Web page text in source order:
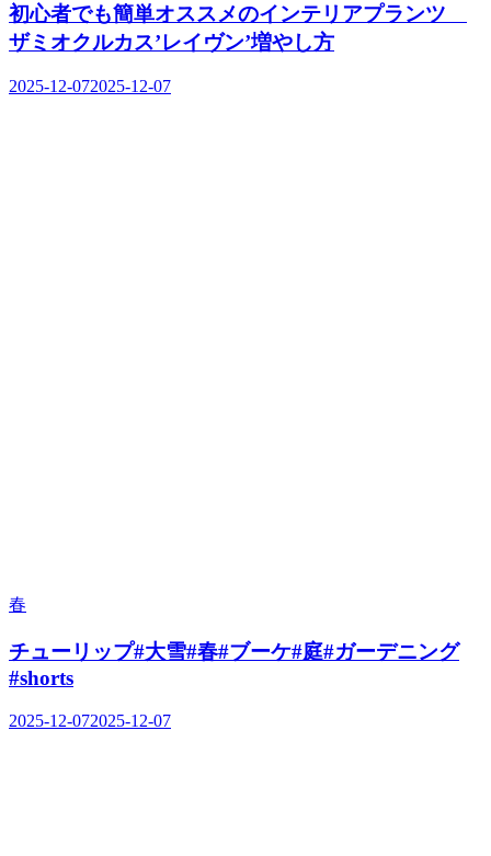
初心者でも簡単オススメのインテリアプランツ
ザミオクルカス’レイヴン’増やし方
2025-12-072025-12-07
春
チューリップ#大雪#春#ブーケ#庭#ガーデニング
#shorts
2025-12-072025-12-07